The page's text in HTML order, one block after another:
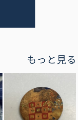
もっと見る